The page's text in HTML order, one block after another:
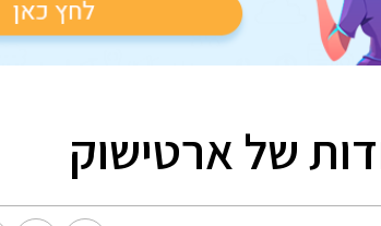
של ארטישוק